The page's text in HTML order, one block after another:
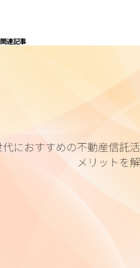
関連記事